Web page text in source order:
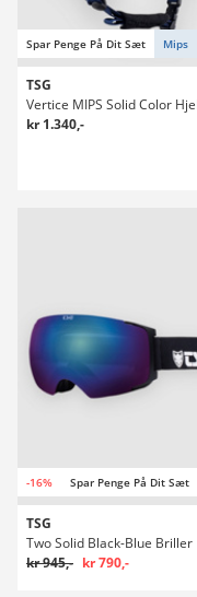
Spar Penge På Dit Sæt Mips
TSG
Vertice MIPS Solid Color
kr 1.340,-
-16% Spar Penge På Dit Sæt
TSG
Two Solid Black-Blue Briller
kr 945,- kr 790,-